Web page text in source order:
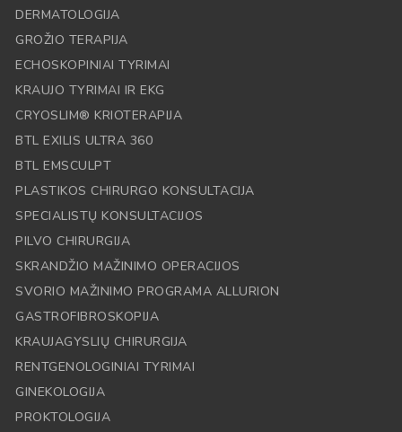
DERMATOLOGIJA
GROŽIO TERAPIJA
ECHOSKOPINIAI TYRIMAI
KRAUJO TYRIMAI IR EKG
CRYOSLIM® KRIOTERAPIJA
BTL EXILIS ULTRA 360
BTL EMSCULPT
PLASTIKOS CHIRURGO KONSULTACIJA
SPECIALISTŲ KONSULTACIJOS
PILVO CHIRURGIJA
SKRANDŽIO MAŽINIMO OPERACIJOS
SVORIO MAŽINIMO PROGRAMA ALLURION
GASTROFIBROSKOPIJA
KRAUJAGYSLIŲ CHIRURGIJA
RENTGENOLOGINIAI TYRIMAI
GINEKOLOGIJA
PROKTOLOGIJA